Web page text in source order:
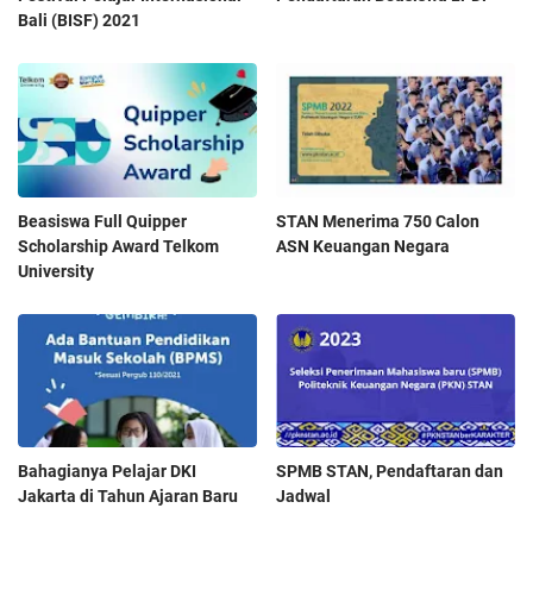
Bali (BISF) 2021
Beasiswa Full Quipper
Scholarship Award Telkom
University
STAN Menerima 750 Calon
ASN Keuangan Negara
Bahagianya Pelajar DKI
Jakarta di Tahun Ajaran Baru
SPMB STAN, Pendaftaran dan
Jadwal